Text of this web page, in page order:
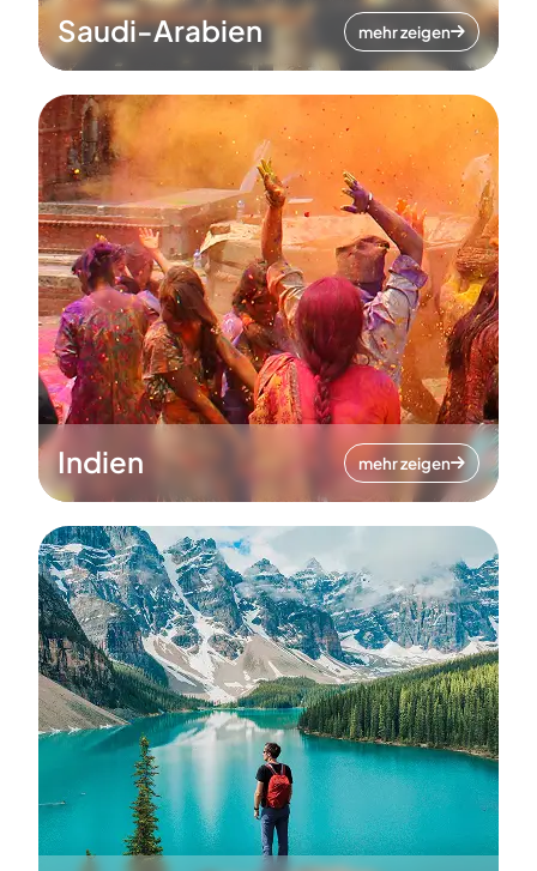
Saudi-Arabien mehr zeigen
Indien mehr zeigen